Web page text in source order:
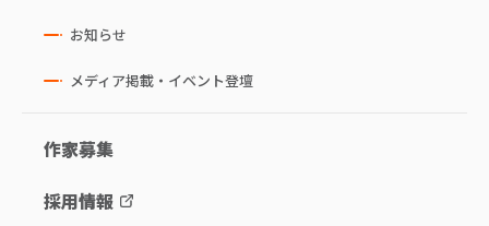
お知らせ
メディア掲載・イベント登壇
作家募集
採用情報